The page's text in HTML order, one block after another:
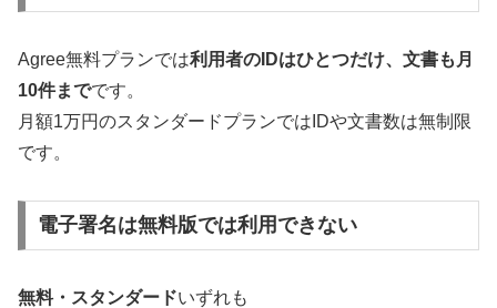
Agree無料プランでは利用者のIDはひとつだけ、文書も月
10件までです。
月額1万円のスタンダードプランではIDや文書数は無制限
です。
電子署名は無料版では利用できない
無料・スタンダードいずれも